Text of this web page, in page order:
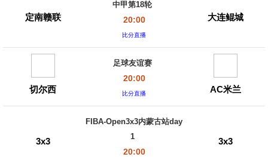
定南赣联
中甲第18轮
20:00
比分直播
大连鲲城
切尔西
足球友谊赛
20:00
比分直播 AC米兰
3x3
FIBA-Open3x3内蒙古站day
1
20:00
3x3